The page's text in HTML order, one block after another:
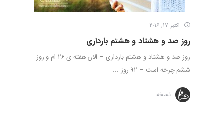
اکتبر 17, 2016
روز صد و هشتاد و هشتم بارداری
روز صد و هشتاد و هشتم بارداری – الان هفته ی 26 ام و روز
ششم چرخه است – 92 روز ...
نسخه